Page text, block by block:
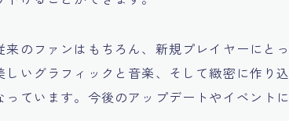
のファンはもちろん、新規プレイヤーにとっ
いグラフィックと音楽、そして緻密に作り込
ています。今後のアップデートやイベントに